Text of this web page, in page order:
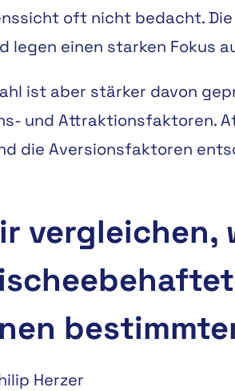
oft nicht bedacht.
legen einen starken Fokus
ist aber stärker davon
und Attraktionsfaktoren.
die Aversionsfaktoren
vergleichen,
Herzer